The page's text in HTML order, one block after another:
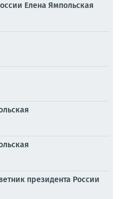
Елена Ямпольская
президента России